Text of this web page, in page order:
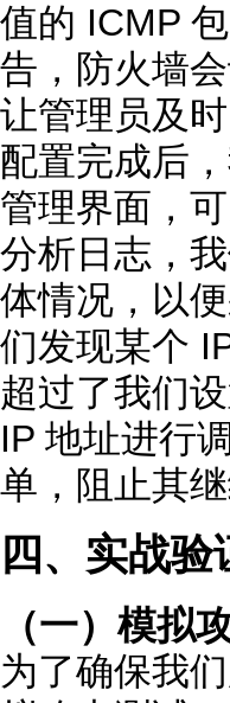
值的 ICMP
告，防火墙
让管理员及
配置完成后
管理界面，
分析日志，
体情况，以
们发现某个
超过了我们
IP 地址进行
单，阻止其继
四、实战
（一）模拟
为了确保我